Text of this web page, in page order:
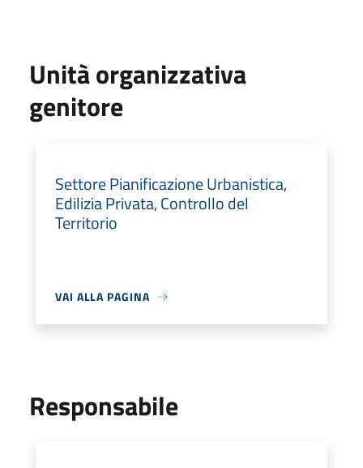
Unità organizzativa
genitore
Settore Pianificazione Urbanistica,
Edilizia Privata, Controllo del
Territorio
VAI ALLA PAGINA
Responsabile